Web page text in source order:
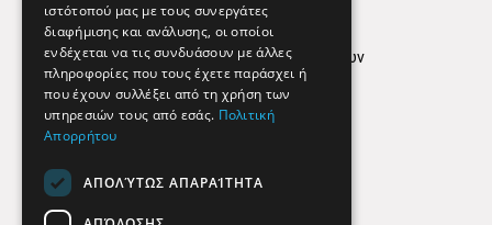
Όροι Χρήσης
Πολιτική προστασίας δεδομένων
Findhere
Social Media
ιστότοπού μας με τους συνεργάτες
διαφήμισης και ανάλυσης, οι οποίοι
ενδέχεται να τις συνδυάσουν με άλλες
πληροφορίες που τους έχετε παράσχει ή
που έχουν συλλέξει από τη χρήση των
υπηρεσιών τους από εσάς. Πολιτική
Απορρήτου
ΑΠΟΛΎΤΩΣ ΑΠΑΡΑΊΤΗΤΑ